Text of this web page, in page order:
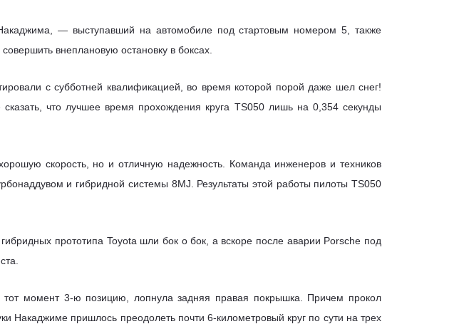
— выступавший на автомобиле под стартовым номером 5, также
внеплановую остановку в боксах.
с субботней квалификацией, во время которой порой даже шел снег!
что лучшее время прохождения круга TS050 лишь на 0,354 секунды
скорость, но и отличную надежность. Команда инженеров и техников
и гибридной системы 8MJ. Результаты этой работы пилоты TS050
прототипа Toyota шли бок о бок, а вскоре после аварии Porsche под
момент 3-ю позицию, лопнула задняя правая покрышка. Причем прокол
Накаджиме пришлось преодолеть почти 6-километровый круг по сути на трех